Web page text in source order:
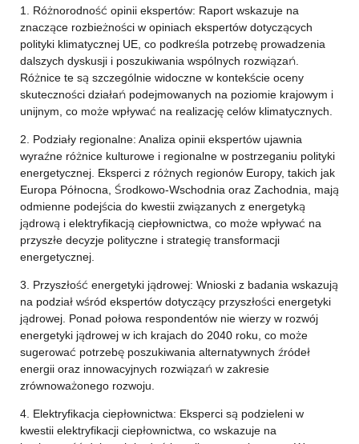
1. Różnorodność opinii ekspertów: Raport wskazuje na
znaczące rozbieżności w opiniach ekspertów dotyczących
polityki klimatycznej UE, co podkreśla potrzebę prowadzenia
dalszych dyskusji i poszukiwania wspólnych rozwiązań.
Różnice te są szczególnie widoczne w kontekście oceny
skuteczności działań podejmowanych na poziomie krajowym i
unijnym, co może wpływać na realizację celów klimatycznych.
2. Podziały regionalne: Analiza opinii ekspertów ujawnia
wyraźne różnice kulturowe i regionalne w postrzeganiu polityki
energetycznej. Eksperci z różnych regionów Europy, takich jak
Europa Północna, Środkowo-Wschodnia oraz Zachodnia, mają
odmienne podejścia do kwestii związanych z energetyką
jądrową i elektryfikacją ciepłownictwa, co może wpływać na
przyszłe decyzje polityczne i strategię transformacji
energetycznej.
3. Przyszłość energetyki jądrowej: Wnioski z badania wskazują
na podział wśród ekspertów dotyczący przyszłości energetyki
jądrowej. Ponad połowa respondentów nie wierzy w rozwój
energetyki jądrowej w ich krajach do 2040 roku, co może
sugerować potrzebę poszukiwania alternatywnych źródeł
energii oraz innowacyjnych rozwiązań w zakresie
zrównoważonego rozwoju.
4. Elektryfikacja ciepłownictwa: Eksperci są podzieleni w
kwestii elektryfikacji ciepłownictwa, co wskazuje na